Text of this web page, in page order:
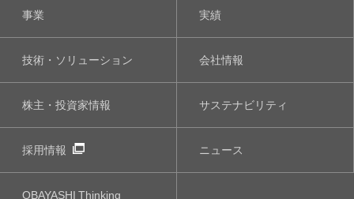
事業 実績
技術・ソリューション 会社情報
株主・投資家情報 サステナビリティ
採用情報 ニュース
OBAYASHIThinking